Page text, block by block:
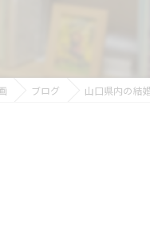
ブログ 山口県内の結